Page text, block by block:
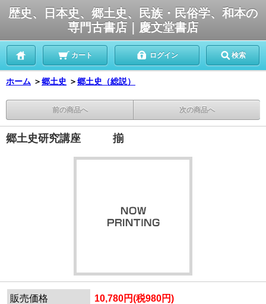
歴史、日本史、郷土史、民族・民俗学、和本の
専門古書店｜慶文堂書店
カート ログイン 検索
ホーム ＞郷土史 ＞郷土史（総説）
前の商品へ 次の商品へ
郷土史研究講座 揃
販売価格
10,780円(税980円)